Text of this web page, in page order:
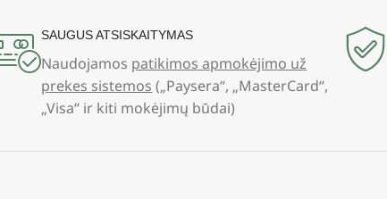
SAUGUS ATSISKAITYMAS
Naudojamos patikimos apmokėjimo už
prekes sistemos („Paysera“, „MasterCard“,
„Visa“ ir kiti mokėjimų būdai)